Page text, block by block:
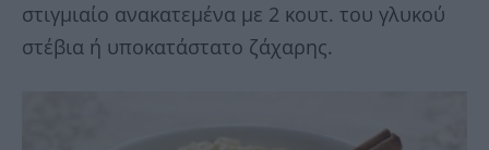
στιγμιαίο ανακατεμένα με 2 κουτ. του γλυκού
στέβια ή υποκατάστατο ζάχαρης.